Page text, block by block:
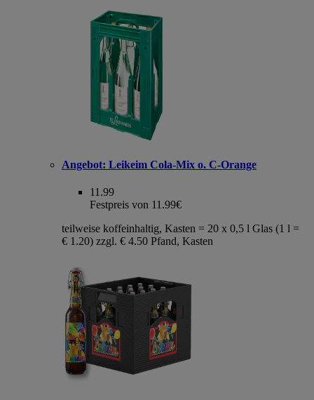
Angebot: Leikeim Cola-Mix o. C-Orange
11.99
Festpreis von 11.99€
teilweise koffeinhaltig, Kasten = 20 x 0,5 l Glas (1 l =
€ 1.20) zzgl. € 4.50 Pfand, Kasten